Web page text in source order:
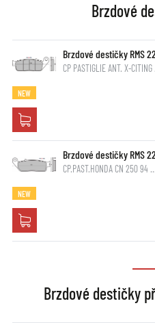
Brzdové
Brzdové destičky RMS
CP PASTIGLIE ANT. X-
NEW
Brzdové destičky RMS
CP.PAST.HONDA CN 250 94 …
NEW
Brzdové destičky